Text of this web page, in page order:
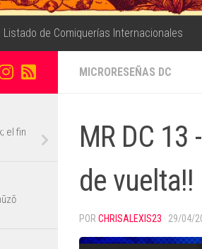
Listado de Comiquerías Internacionales
MICRORESEÑAS DC
MR DC 13
de vuelta!!
POR CHRISALEXIS23 · 29/04/
el fin